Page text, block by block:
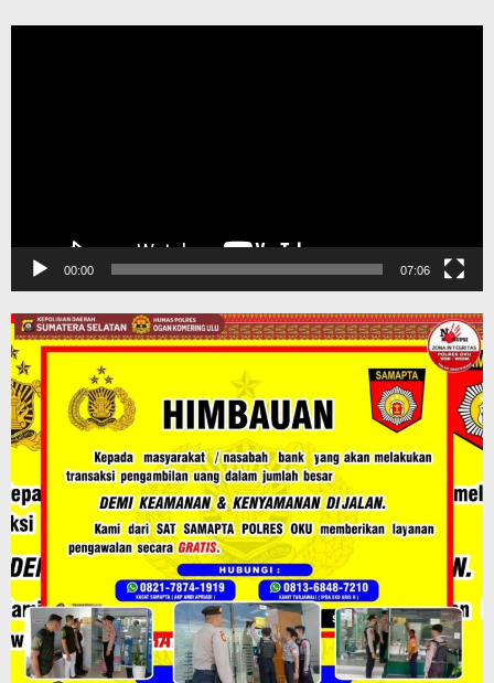
00:00 07:06